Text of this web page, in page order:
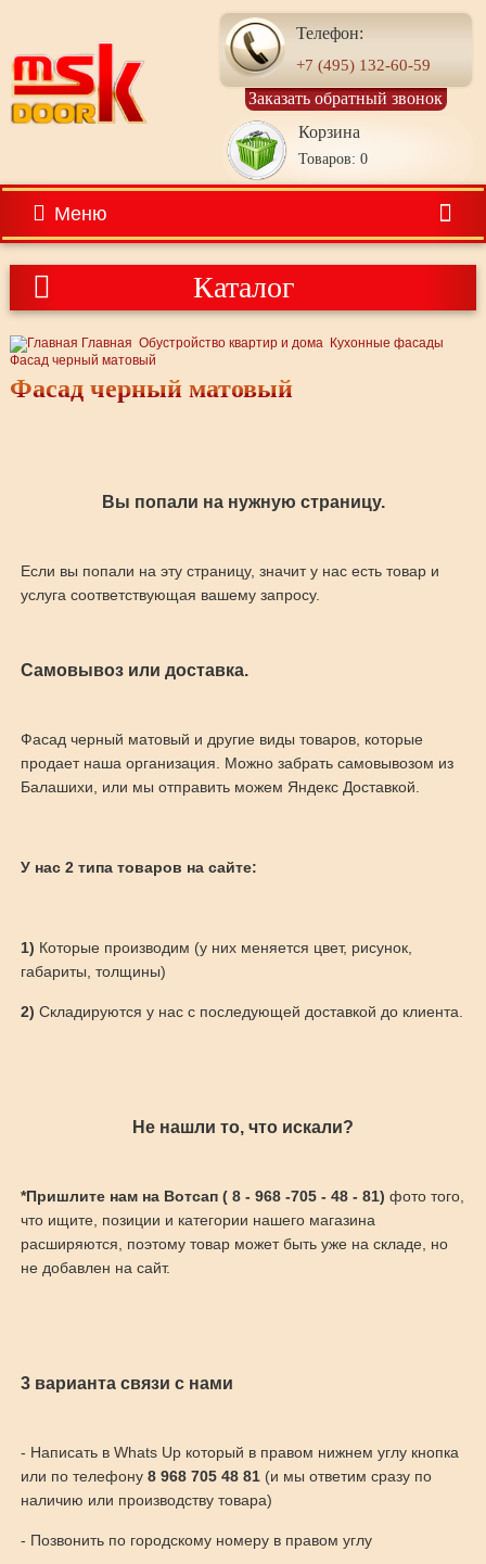
Телефон:
+7 (495) 132-60-59
Заказать обратный звонок
Корзина
Товаров: 0
Меню
Каталог
Главная Обустройство квартир и дома Кухонные фасады
Фасад черный матовый
Фасад черный матовый
Вы попали на нужную страницу.
Если вы попали на эту страницу, значит у нас есть товар и
услуга соответствующая вашему запросу.
Самовывоз или доставка.
Фасад черный матовый и другие виды товаров, которые
продает наша организация. Можно забрать самовывозом из
Балашихи, или мы отправить можем Яндекс Доставкой.
У нас 2 типа товаров на сайте:
1) Которые производим (у них меняется цвет, рисунок,
габариты, толщины)
2) Складируются у нас с последующей доставкой до клиента.
Не нашли то, что искали?
*Пришлите нам на Вотсап ( 8 - 968 -705 - 48 - 81) фото того,
что ищите, позиции и категории нашего магазина
расширяются, поэтому товар может быть уже на складе, но
не добавлен на сайт.
3 варианта связи с нами
- Написать в Whats Up который в правом нижнем углу кнопка
или по телефону 8 968 705 48 81(и мы ответим сразу по
наличию или производству товара)
- Позвонить по городскому номеру в правом углу